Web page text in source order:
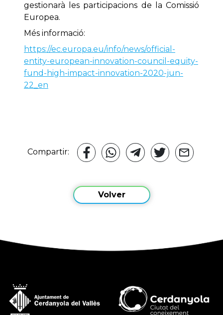
gestionarà les participacions de la Comissió
Europea.
Més informació:
https://ec.europa.eu/info/news/official-
entity-european-innovation-council-equity-
fund-high-impact-innovation-2020-jun-
22_en
Compartir:
Volver